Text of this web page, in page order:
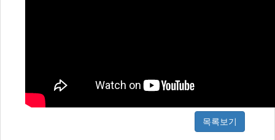
목록보기